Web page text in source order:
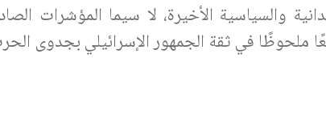
والسياسية الأخيرة، لا سيما المؤشرات
ملحوظًا في ثقة الجمهور الإسرائيلي بجدوى